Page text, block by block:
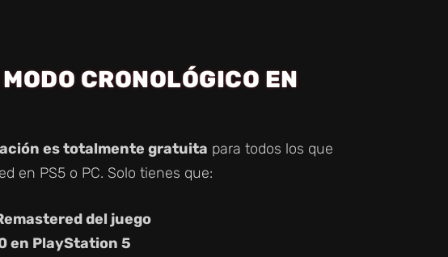
CRONOLÓGICO EN
es totalmente gratuita para todos los que
en PS5 o PC. Solo tienes que:
del juego
en PlayStation 5